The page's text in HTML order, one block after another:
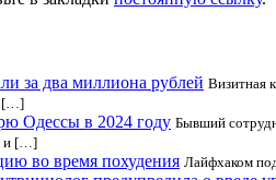
за два миллиона рублей Визитная
[…]
Одессы в 2024 году Бывший
и […]
во время похудения Лайфхаком